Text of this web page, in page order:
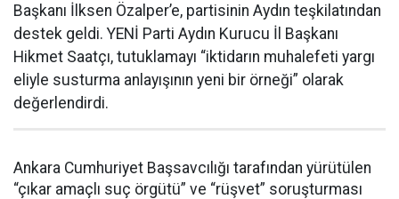
Başkanı İlksen Özalper’e, partisinin Aydın teşkilatından
destek geldi. YENİ Parti Aydın Kurucu İl Başkanı
Hikmet Saatçı, tutuklamayı “iktidarın muhalefeti yargı
eliyle susturma anlayışının yeni bir örneği” olarak
değerlendirdi.
Ankara Cumhuriyet Başsavcılığı tarafından yürütülen
“çıkar amaçlı suç örgütü” ve “rüşvet” soruşturması